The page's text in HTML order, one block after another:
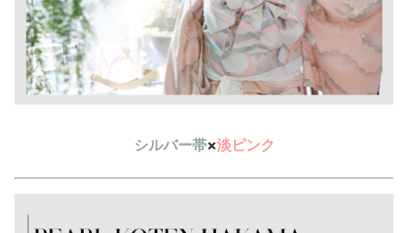
シルバー帯×淡ピンク